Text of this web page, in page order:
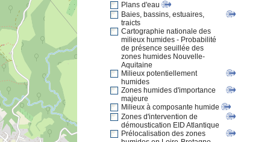
Plans d'eau
Baies, bassins, estuaires,
traicts
Cartographie nationale des
milieux humides - Probabilité
de présence seuillée des
zones humides Nouvelle-
Aquitaine
Milieux potentiellement
humides
Zones humides d'importance
majeure
Milieux à composante humide
Zones d'intervention de
démoustication EID Atlantique
Prélocalisation des zones